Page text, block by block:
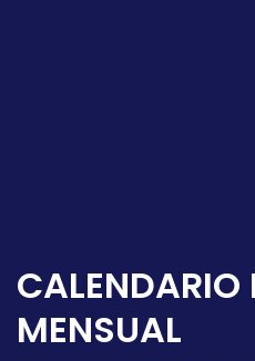
CALENDARIO
MENSUAL